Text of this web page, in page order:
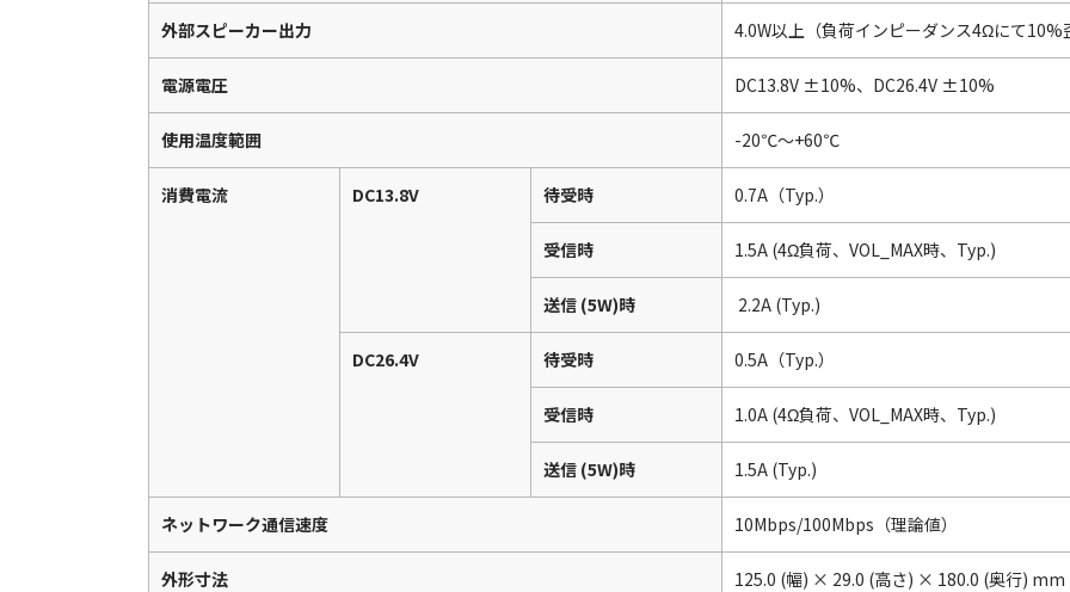
外部スピーカー出力 4.0W以上（負荷インピーダンス4Ωにて10%
電源電圧 DC13.8V ±10%、DC26.4V ±10%
使用温度範囲 -20℃～+60℃
消費電流 DC13.8V 待受時 0.7A（Typ.）
受信時 1.5A (4Ω負荷、VOL_MAX時、Typ.)
送信 (5W)時 2.2A (Typ.)
DC26.4V 待受時 0.5A（Typ.）
受信時 1.0A (4Ω負荷、VOL_MAX時、Typ.)
送信 (5W)時 1.5A (Typ.)
ネットワーク通信速度 10Mbps/100Mbps（理論値）
外形寸法 125.0 (幅) × 29.0 (高さ) × 180.0 (奥行) mm